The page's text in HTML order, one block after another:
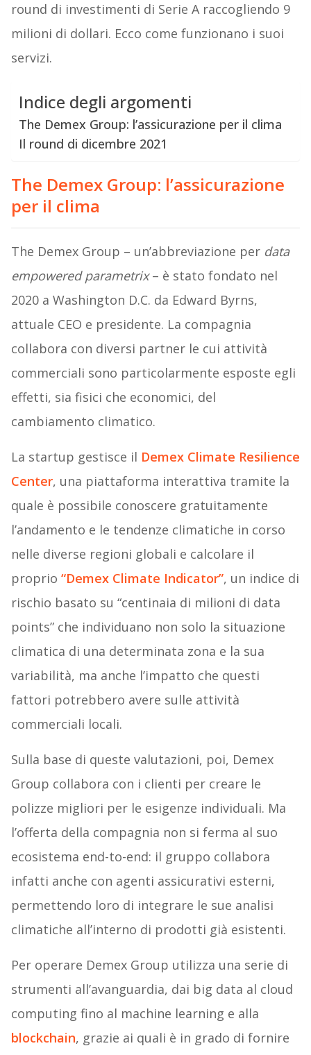
round di investimenti di Serie A raccogliendo 9
milioni di dollari. Ecco come funzionano i suoi
servizi.
Indice degli argomenti
The Demex Group: l’assicurazione per il clima
Il round di dicembre 2021
The Demex Group: l’assicurazione
per il clima
The Demex Group – un’abbreviazione per data
empowered parametrix– è stato fondato nel
2020 a Washington D.C. da Edward Byrns,
attuale CEO e presidente. La compagnia
collabora con diversi partner le cui attività
commerciali sono particolarmente esposte egli
effetti, sia fisici che economici, del
cambiamento climatico.
La startup gestisce il Demex Climate Resilience
Center, una piattaforma interattiva tramite la
quale è possibile conoscere gratuitamente
l’andamento e le tendenze climatiche in corso
nelle diverse regioni globali e calcolare il
proprio “Demex Climate Indicator”, un indice di
rischio basato su “centinaia di milioni di data
points” che individuano non solo la situazione
climatica di una determinata zona e la sua
variabilità, ma anche l’impatto che questi
fattori potrebbero avere sulle attività
commerciali locali.
Sulla base di queste valutazioni, poi, Demex
Group collabora con i clienti per creare le
polizze migliori per le esigenze individuali. Ma
l’offerta della compagnia non si ferma al suo
ecosistema end-to-end: il gruppo collabora
infatti anche con agenti assicurativi esterni,
permettendo loro di integrare le sue analisi
climatiche all’interno di prodotti già esistenti.
Per operare Demex Group utilizza una serie di
strumenti all’avanguardia, dai big data al cloud
computing fino al machine learning e alla
blockchain, grazie ai quali è in grado di fornire